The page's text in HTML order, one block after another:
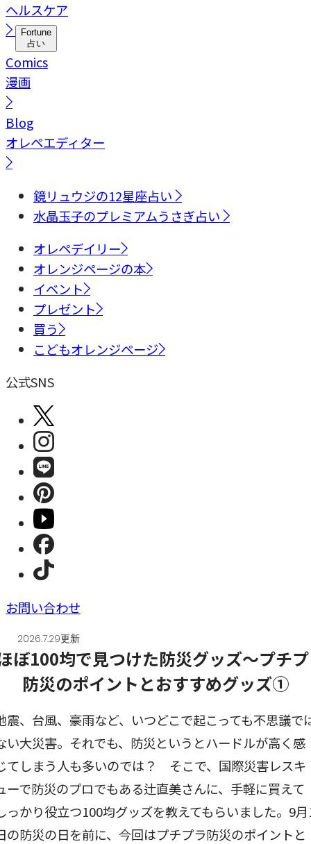
ヘルスケア
Fortune
占い
Comics
漫画
Blog
オレペエディター
鏡リュウジの12星座占い
水晶玉子のプレミアムうさぎ占い
オレペデイリー
オレンジページの本
イベント
プレゼント
買う
こどもオレンジページ
公式SNS
お問い合わせ
2026.7.29更新
震、台風、豪雨など、いつどこで起こっても不思議で
い大災害。それでも、防災というとハードルが高く感
てしまう人も多いのでは？ そこで、国際災害レスキ
ーで防災のプロでもある辻直美さんに、手軽に買えて
っかり役立つ100均グッズを教えてもらいました。9
の防災の日を前に、今回はプチプラ防災のポイントと